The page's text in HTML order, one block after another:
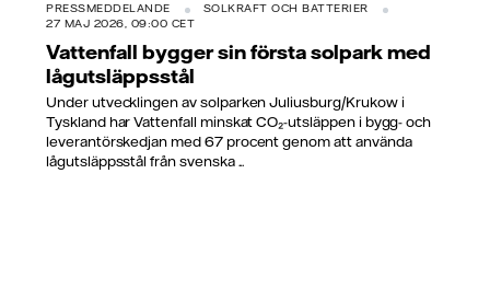
PRESSMEDDELANDE
SOLKRAFT OCH BATTERIER
27 MAJ 2026, 09:00 CET
Vattenfall bygger sin första solpark med
lågutsläppsstål
Under utvecklingen av solparken Juliusburg/Krukow i
Tyskland har Vattenfall minskat CO₂-utsläppen i bygg- och
leverantörskedjan med 67 procent genom att använda
lågutsläppsstål från svenska ...